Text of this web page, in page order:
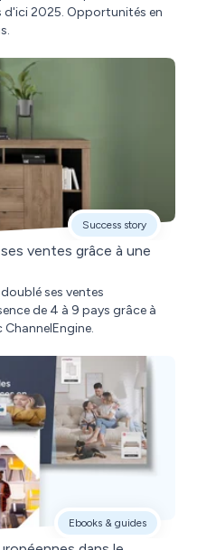
2025. Opportunités en
Success story
ventes grâce à une
ses ventes
de 4 à 9 pays grâce à
Ebooks & guides